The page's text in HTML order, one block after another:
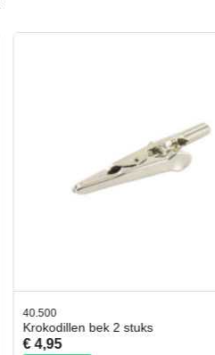
Gevlochtenkous ø 35mm
€ 50,95